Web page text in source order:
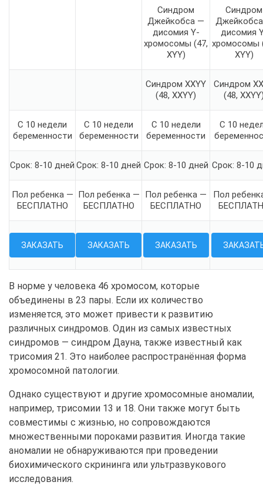
Синдром
Джейкобса —
дисомия Y-
хромосомы (47,
XYY)
Синдром
дисомия
хромосомы
XYY)
Синдром XXYY
(48, XXYY)
Синдром
(48,
С 10 недели
беременности
С 10 недели
беременности
С 10 недели
беременности
С 10
Срок: 8-10 дней Срок: 8-10 дней Срок: 8-10 дней Срок: 8-10
Пол ребенка —
БЕСПЛАТНО
Пол ребенка —
БЕСПЛАТНО
Пол ребенка —
БЕСПЛАТНО
Пол
ЗАКАЗАТЬ ЗАКАЗАТЬ ЗАКАЗАТЬ
В норме у человека 46 хромосом, которые
объединены в 23 пары. Если их количество
изменяется, это может привести к развитию
различных синдромов. Один из самых известных
синдромов — синдром Дауна, также известный как
трисомия 21. Это наиболее распространённая форма
хромосомной патологии.
Однако существуют и другие хромосомные аномалии,
например, трисомии 13 и 18. Они также могут быть
совместимы с жизнью, но сопровождаются
множественными пороками развития. Иногда такие
аномалии не обнаруживаются при проведении
биохимического скрининга или ультразвукового
исследования.